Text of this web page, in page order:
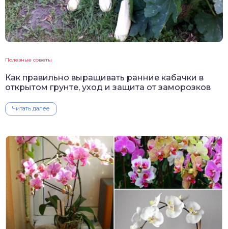
Полезные советы
Как правильно выращивать ранние кабачки в
открытом грунте, уход и защита от заморозков
Читать далее